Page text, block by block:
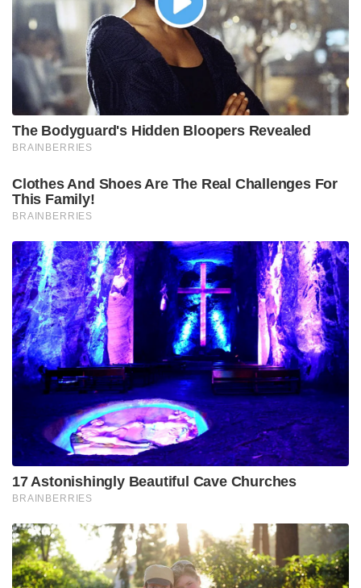
The Bodyguard's Hidden Bloopers Revealed
BRAINBERRIES
Clothes And Shoes Are The Real Challenges For
This Family!
BRAINBERRIES
17 Astonishingly Beautiful Cave Churches
BRAINBERRIES